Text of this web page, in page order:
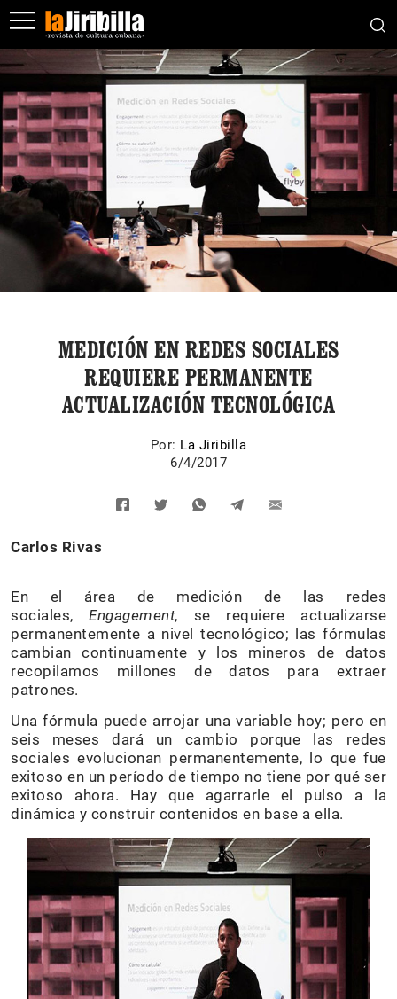
MEDICIÓN EN REDES SOCIALES
REQUIERE PERMANENTE
ACTUALIZACIÓN TECNOLÓGICA
Por: La Jiribilla
6/4/2017
Carlos Rivas
En el área de medición de las redes
sociales,Engagement, se requiere actualizarse
permanentemente a nivel tecnológico; las fórmulas
cambian continuamente y los mineros de datos
recopilamos millones de datos para extraer
patrones.
Una fórmula puede arrojar una variable hoy; pero en
seis meses dará un cambio porque las redes
sociales evolucionan permanentemente, lo que fue
exitoso en un período de tiempo no tiene por qué ser
exitoso ahora. Hay que agarrarle el pulso a la
dinámica y construir contenidos en base a ella.